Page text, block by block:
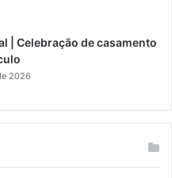
| Celebração de casamento
2026